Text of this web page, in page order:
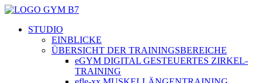
STUDIO
EINBLICKE
ÜBERSICHT DER TRAININGSBEREICHE
eGYM DIGITAL GESTEUERTES ZIRKEL-
TRAINING